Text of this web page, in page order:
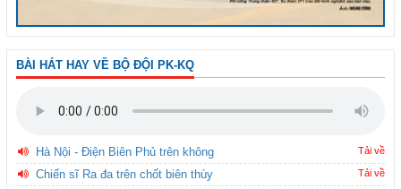
BÀI HÁT HAY VỀ BỘ ĐỘI PK-KQ
Hà Nội - Điện Biên Phủ trên không Tải về
Chiến sĩ Ra đa trên chốt biên thùy Tải về